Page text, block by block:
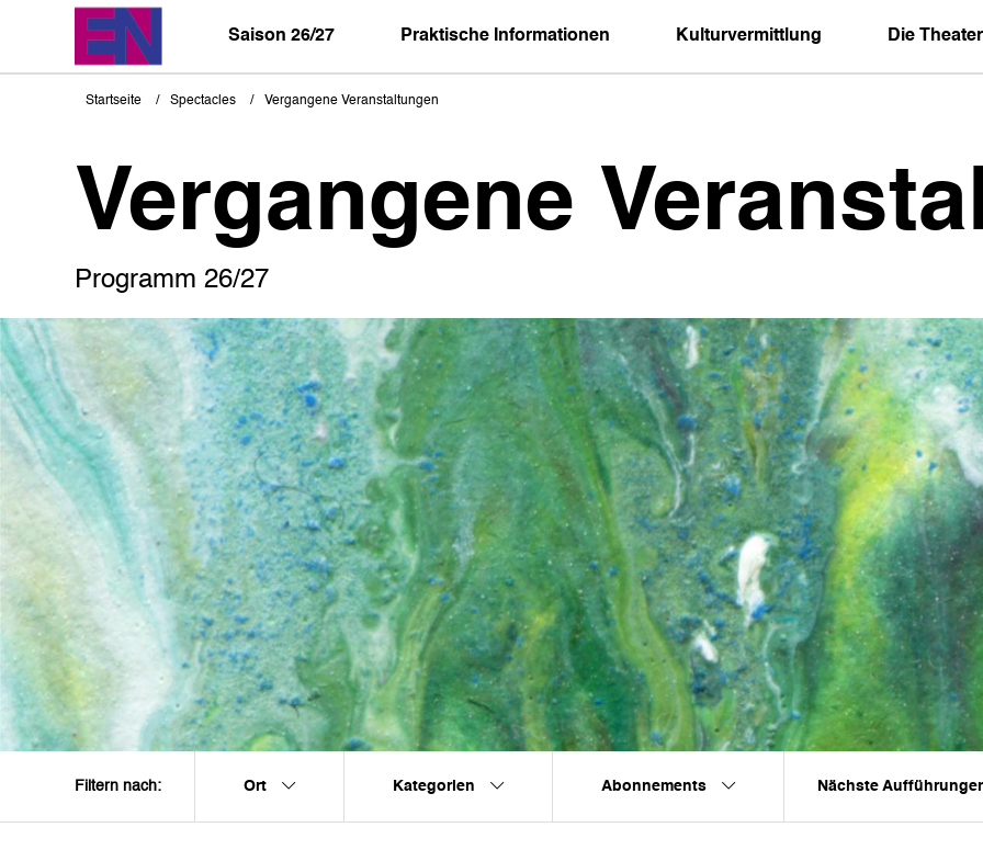
Saison 26/27 Praktische Informationen Kulturvermittlung Die Theater
Pfadnavigation
Startseite Spectacles Vergangene Veranstaltungen
Vergangene
Programm 26/27
Filtern nach: Ort Kategorien Abonnements Nächste